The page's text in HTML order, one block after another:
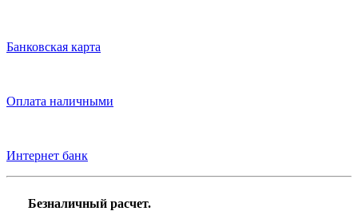
Банковская карта
Оплата наличными
Интернет банк
Безналичный расчет.